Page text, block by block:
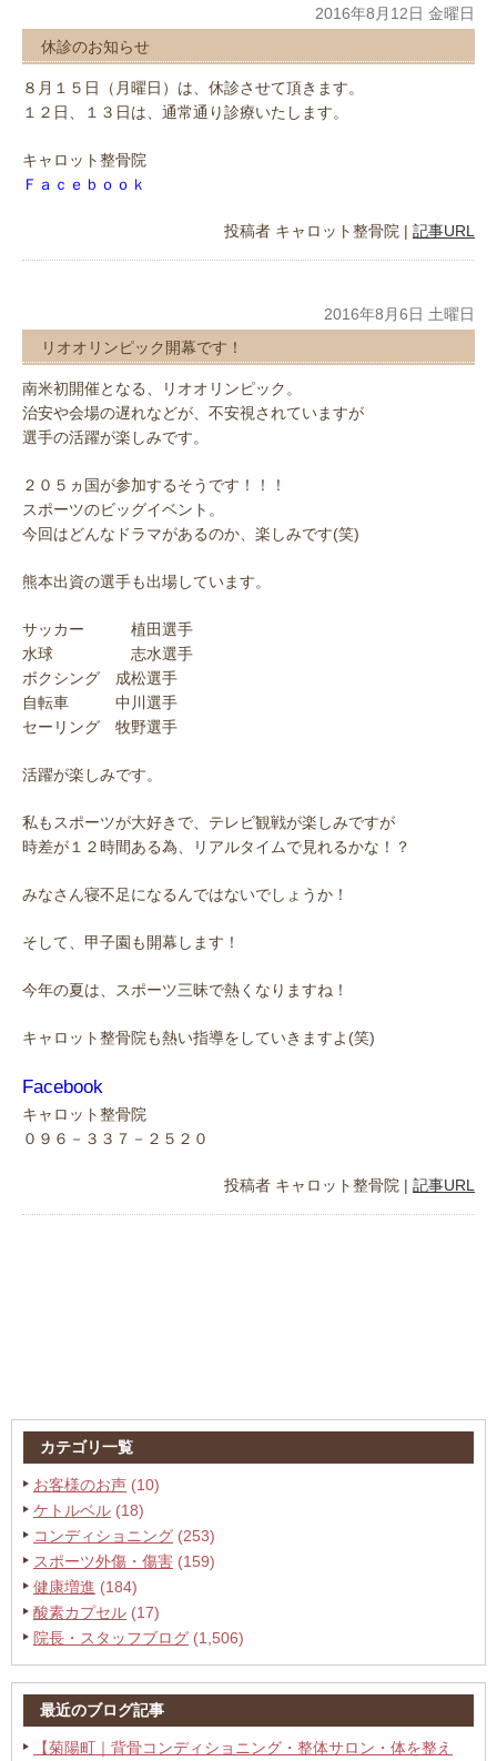
2016年8月12日 金曜日
休診のお知らせ
８月１５日（月曜日）は、休診させて頂きます。
１２日、１３日は、通常通り診療いたします。
キャロット整骨院
Ｆａｃｅｂｏｏｋ
投稿者 キャロット整骨院 | 記事URL
2016年8月6日 土曜日
リオオリンピック開幕です！
南米初開催となる、リオオリンピック。
治安や会場の遅れなどが、不安視されていますが
選手の活躍が楽しみです。
２０５ヵ国が参加するそうです！！！
スポーツのビッグイベント。
今回はどんなドラマがあるのか、楽しみです(笑)
熊本出資の選手も出場しています。
サッカー 植田選手
水球 志水選手
ボクシング 成松選手
自転車 中川選手
セーリング 牧野選手
活躍が楽しみです。
私もスポーツが大好きで、テレビ観戦が楽しみですが
時差が１２時間ある為、リアルタイムで見れるかな！？
みなさん寝不足になるんではないでしょうか！
そして、甲子園も開幕します！
今年の夏は、スポーツ三昧で熱くなりますね！
キャロット整骨院も熱い指導をしていきますよ(笑)
Facebook
キャロット整骨院
０９６－３３７－２５２０
投稿者 キャロット整骨院 | 記事URL
カテゴリ一覧
お客様のお声 (10)
ケトルベル (18)
コンディショニング (253)
スポーツ外傷・傷害 (159)
健康増進 (184)
酸素カプセル (17)
院長・スタッフブログ (1,506)
最近のブログ記事
【菊陽町｜背骨コンディショニング・整体サロン・体を整え